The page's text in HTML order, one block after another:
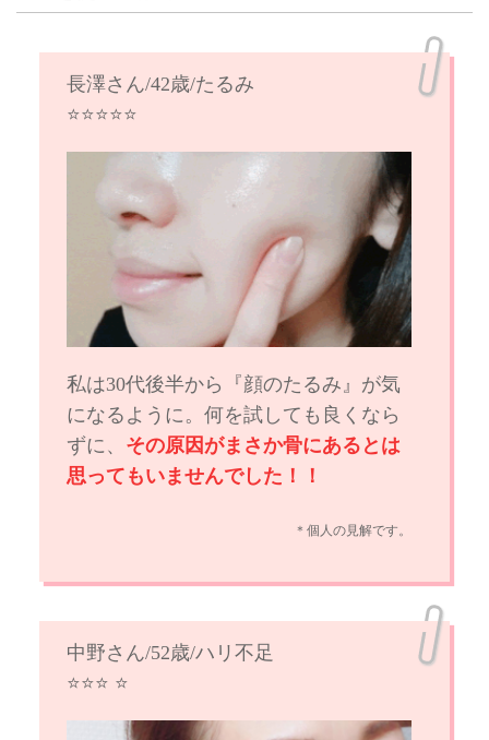
長澤さん/42歳/たるみ
⭐️⭐️⭐️⭐️⭐️
私は30代後半から『顔のたるみ』が気
になるように。何を試しても良くなら
ずに、 その原因がまさか骨にあるとは
思ってもいませんでした！！
＊個人の見解です。
中野さん/52歳/ハリ不足
⭐️⭐️⭐️ ⭐️